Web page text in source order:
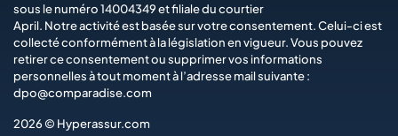
sous le numéro 14004349 et filiale du courtier
April. Notre activité est basée sur votre consentement. Celui-ci est
collecté conformément à la législation en vigueur. Vous pouvez
retirer ce consentement ou supprimer vos informations
personnelles à tout moment à l’adresse mail suivante :
dpo@comparadise.com
2026 © Hyperassur.com